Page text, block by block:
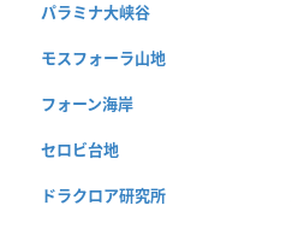
パラミナ大峡谷
モスフォーラ山地
フォーン海岸
セロビ台地
ドラクロア研究所